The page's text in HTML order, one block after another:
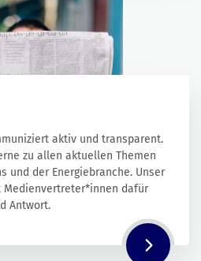
aktiv und transparent.
zu allen aktuellen Themen
und der Energiebranche. Unser
Medienvertreter*innen dafür
Antwort.